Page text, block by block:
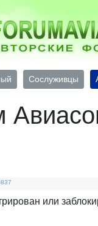
Сослуживцы
или